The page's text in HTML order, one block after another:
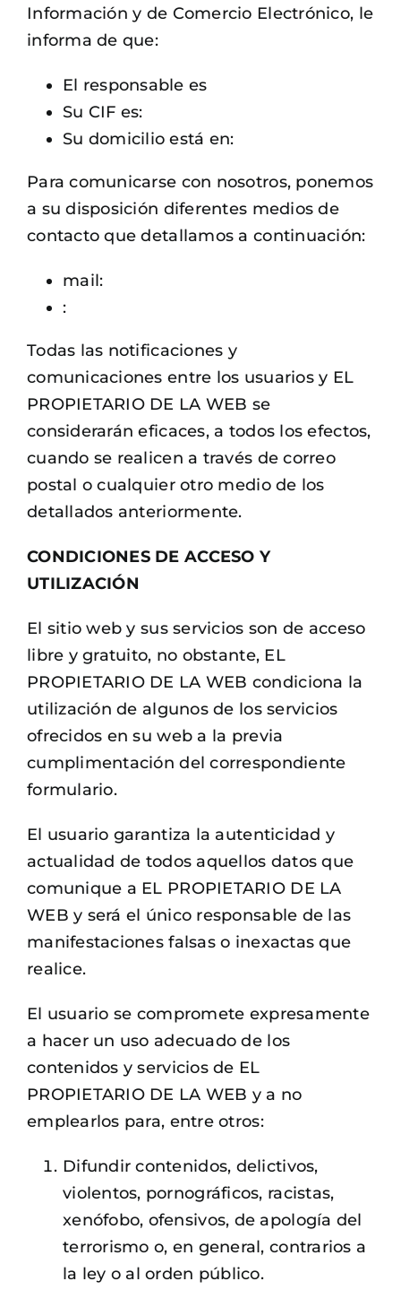
Información y de Comercio Electrónico, le
informa de que:
El responsable es
Su CIF es:
Su domicilio está en:
Para comunicarse con nosotros, ponemos
a su disposición diferentes medios de
contacto que detallamos a continuación:
mail:
:
Todas las notificaciones y
comunicaciones entre los usuarios y EL
PROPIETARIO DE LA WEB se
considerarán eficaces, a todos los efectos,
cuando se realicen a través de correo
postal o cualquier otro medio de los
detallados anteriormente.
CONDICIONES DE ACCESO Y
UTILIZACIÓN
El sitio web y sus servicios son de acceso
libre y gratuito, no obstante, EL
PROPIETARIO DE LA WEB condiciona la
utilización de algunos de los servicios
ofrecidos en su web a la previa
cumplimentación del correspondiente
formulario.
El usuario garantiza la autenticidad y
actualidad de todos aquellos datos que
comunique a EL PROPIETARIO DE LA
WEB y será el único responsable de las
manifestaciones falsas o inexactas que
realice.
El usuario se compromete expresamente
a hacer un uso adecuado de los
contenidos y servicios de EL
PROPIETARIO DE LA WEB y a no
emplearlos para, entre otros:
Difundir contenidos, delictivos,
violentos, pornográficos, racistas,
xenófobo, ofensivos, de apología del
terrorismo o, en general, contrarios a
la ley o al orden público.